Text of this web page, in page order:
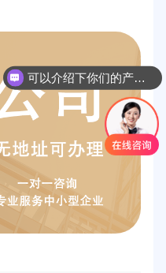
可以介绍下你们的产品么